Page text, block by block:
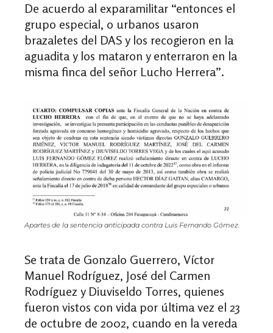
De acuerdo al exparamilitar “entonces el
grupo especial, o urbanos usaron
brazaletes del DAS y los recogieron en la
aguadita y los mataron y enterraron en la
misma finca del señor Lucho Herrera”.
Apartes de la sentencia anticipada contra Luis Fernando Gómez.
Se trata de Gonzalo Guerrero, Víctor
Manuel Rodríguez, José del Carmen
Rodríguez y Diuviseldo Torres, quienes
fueron vistos con vida por última vez el 23
de octubre de 2002, cuando en la vereda